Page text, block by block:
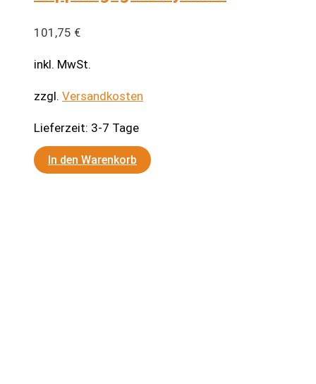
101,75 €
inkl. MwSt.
zzgl. Versandkosten
Lieferzeit: 3-7 Tage
In den Warenkorb